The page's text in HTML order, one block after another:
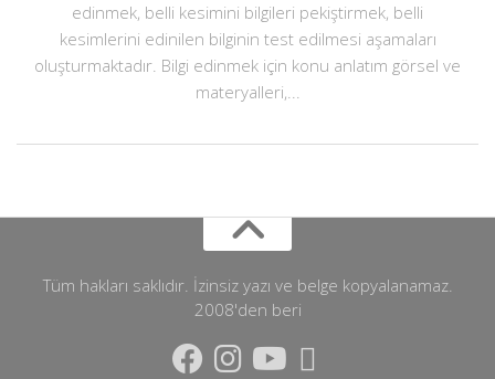
edinmek, belli kesimini bilgileri pekiştirmek, belli
kesimlerini edinilen bilginin test edilmesi aşamaları
oluşturmaktadır. Bilgi edinmek için konu anlatım görsel ve
materyalleri,...
Tüm hakları saklıdır. İzinsiz yazı ve belge kopyalanamaz.
2008'den beri